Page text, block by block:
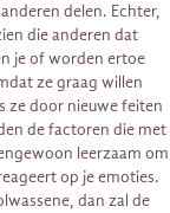
delen. Echter,
die anderen dat
je of worden ertoe
ze graag willen
ze door nieuwe feiten
de factoren die met
leerzaam om
op je emoties.
dan zal de